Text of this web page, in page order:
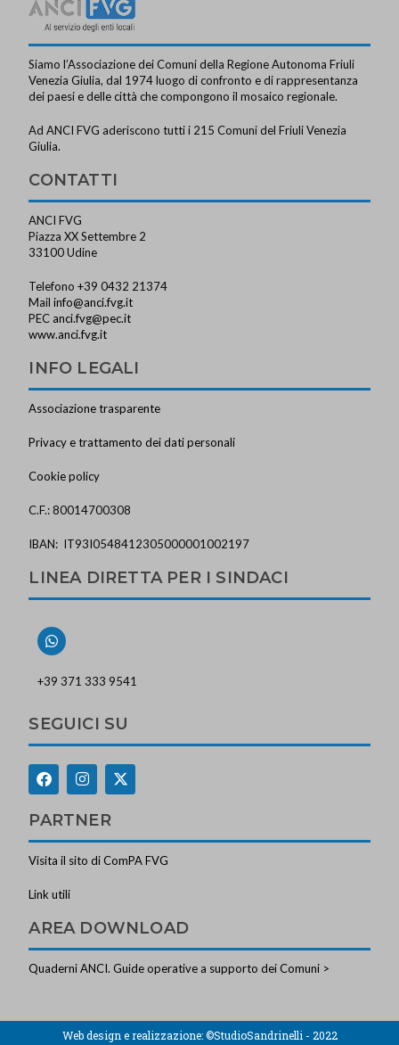
Siamo l’Associazione dei Comuni della Regione Autonoma Friuli
Venezia Giulia, dal 1974 luogo di confronto e di rappresentanza
dei paesi e delle città che compongono il mosaico regionale.
Ad ANCI FVG aderiscono tutti i 215 Comuni del Friuli Venezia
Giulia.
CONTATTI
ANCI FVG
Piazza XX Settembre 2
33100 Udine
Telefono +39 0432 21374
Mailinfo@anci.fvg.it
PEC anci.fvg@pec.it
www.anci.fvg.it
INFO LEGALI
Associazione trasparente
Privacy e trattamento dei dati personali
Cookie policy
C.F.: 80014700308
IBAN: IT93I0548412305000001002197
LINEA DIRETTA PER I SINDACI
+39 371 333 9541
SEGUICI SU
PARTNER
Visita il sito di ComPA FVG
Link utili
AREA DOWNLOAD
Quaderni ANCI. Guide operative a supporto dei Comuni >
Web design e realizzazione:©StudioSandrinelli - 2022